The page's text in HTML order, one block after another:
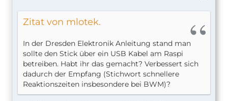
Zitat von mlotek.
In der Dresden Elektronik Anleitung stand man
sollte den Stick über ein USB Kabel am Raspi
betreiben. Habt ihr das gemacht? Verbessert sich
dadurch der Empfang (Stichwort schnellere
Reaktionszeiten insbesondere bei BWM)?